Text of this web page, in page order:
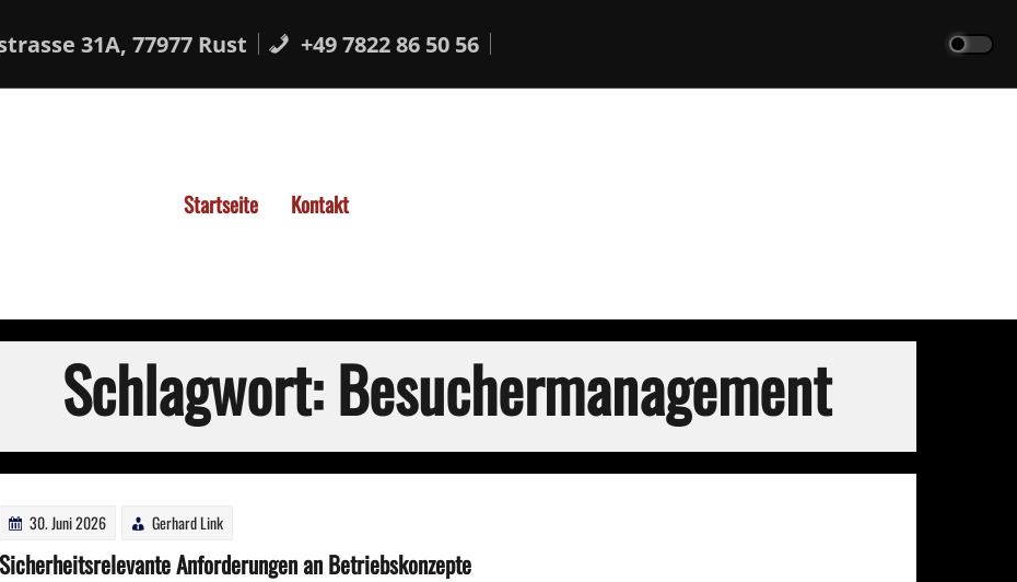
31A, 77977 Rust +49 7822 86 50 56
Startseite Kontakt
Schlagwort:Besuchermanagement
30. Juni 2026 Gerhard Link
Sicherheitsrelevante Anforderungen an Betriebskonzepte